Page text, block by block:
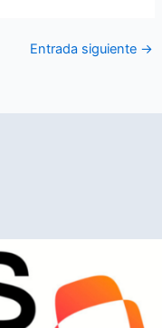
Entrada siguiente →